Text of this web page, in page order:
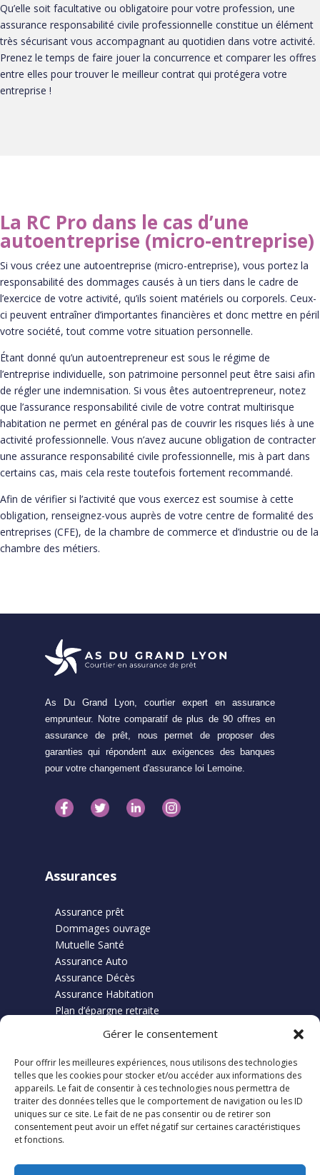
Gérer le consentement
Pour offrir les meilleures expériences, nous utilisons des technologies
telles que les cookies pour stocker et/ou accéder aux informations des
appareils. Le fait de consentir à ces technologies nous permettra de
traiter des données telles que le comportement de navigation ou les ID
uniques sur ce site. Le fait de ne pas consentir ou de retirer son
consentement peut avoir un effet négatif sur certaines caractéristiques
et fonctions.
Qu’elle soit facultative ou obligatoire pour votre profession, une
assurance responsabilité civile professionnelle constitue un élément
très sécurisant vous accompagnant au quotidien dans votre activité.
Prenez le temps de faire jouer la concurrence et comparer les offres
entre elles pour trouver le meilleur contrat qui protégera votre
entreprise !
La RC Pro dans le cas d’une
autoentreprise (micro-entreprise)
Si vous créez une autoentreprise (micro-entreprise), vous portez la
responsabilité des dommages causés à un tiers dans le cadre de
l’exercice de votre activité, qu’ils soient matériels ou corporels. Ceux-
ci peuvent entraîner d’importantes financières et donc mettre en péril
votre société, tout comme votre situation personnelle.
Étant donné qu’un autoentrepreneur est sous le régime de
l’entreprise individuelle, son patrimoine personnel peut être saisi afin
de régler une indemnisation. Si vous êtes autoentrepreneur, notez
que l’assurance responsabilité civile de votre contrat multirisque
habitation ne permet en général pas de couvrir les risques liés à une
activité professionnelle. Vous n’avez aucune obligation de contracter
une assurance responsabilité civile professionnelle, mis à part dans
certains cas, mais cela reste toutefois fortement recommandé.
Afin de vérifier si l’activité que vous exercez est soumise à cette
obligation, renseignez-vous auprès de votre centre de formalité des
entreprises (CFE), de la chambre de commerce et d’industrie ou de la
chambre des métiers.
As Du Grand Lyon, courtier expert en assurance
emprunteur. Notre comparatif de plus de 90 offres en
assurance de prêt, nous permet de proposer des
garanties qui répondent aux exigences des banques
pour votre changement d'assurance loi Lemoine.
Assurances
Assurance prêt
Dommages ouvrage
Mutuelle Santé
Assurance Auto
Assurance Décès
Assurance Habitation
Plan d’épargne retraite
Finance
Credit Immobilier
Rachat Crédit
Restructuration Prêt